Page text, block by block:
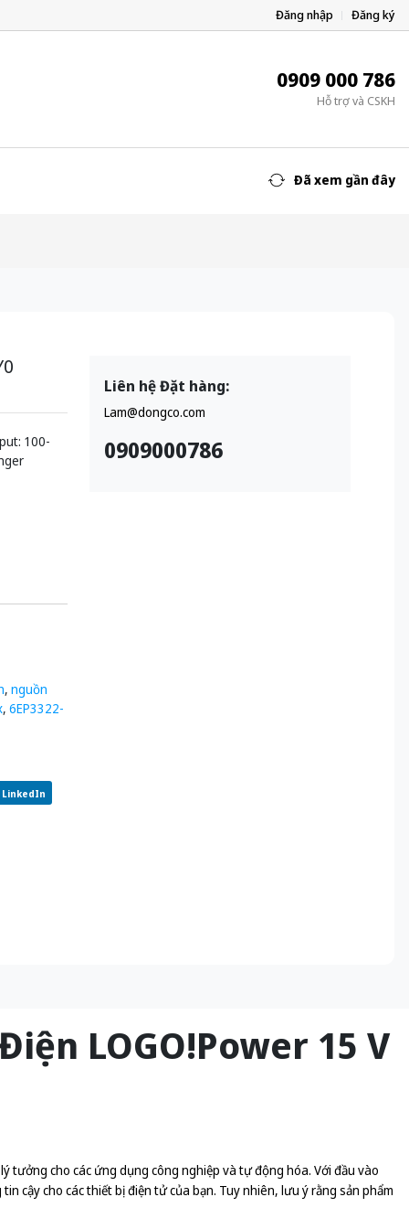
Đăng nhập Đăng ký
0909 000 786
Hỗ trợ và CSKH
Đã xem gần đây
100-
, nguồn
, 6EP3322-
LinkedIn
Liên hệ Đặt hàng:
Lam@dongco.com
0909000786
LOGO!Power 15 V
tưởng cho các ứng dụng công nghiệp và tự động hóa. Với đầu vào
cậy cho các thiết bị điện tử của bạn. Tuy nhiên, lưu ý rằng sản phẩm